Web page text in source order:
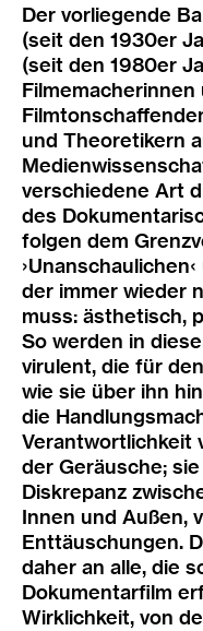
Der vorliegende
(seit den 1930er
(seit den 1980er
und Theoretikern
verschiedene Art
des
folgen dem
der immer wieder
muss: ästhetisch,
So werden in
virulent, die für
wie sie über ihn
die
Verantwortlichkeit
der Geräusche;
Diskrepanz
Innen und Außen,
Enttäuschungen.
daher an alle, die
Dokumentarfilm
Wirklichkeit, von